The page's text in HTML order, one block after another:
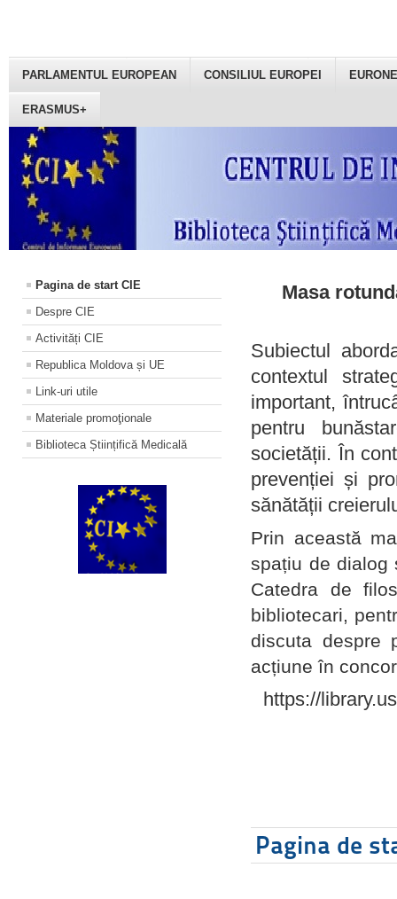
PARLAMENTUL EUROPEAN CONSILIUL EUROPEI
ERASMUS+
Pagina de start CIE
Despre CIE
Activități CIE
Republica Moldova și UE
Link-uri utile
Materiale promoţionale
Biblioteca Științifică Medicală
Masa
Subiectul
contextul
important,
pentru
societății. În
prevenției și
sănătății
Prin această
spațiu de dialog
Catedra de
bibliotecari,
discuta despre
acțiune în
https://
Pagina de